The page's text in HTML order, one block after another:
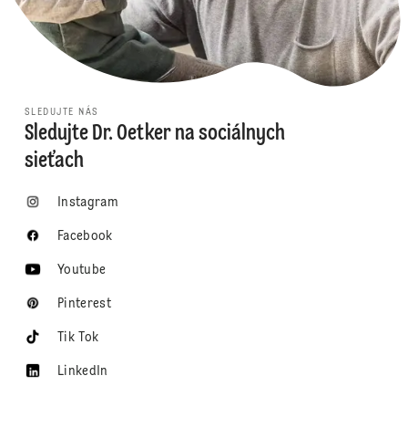
SLEDUJTE NÁS
Sledujte Dr. Oetker na sociálnych
sieťach
Instagram
Facebook
Youtube
Pinterest
Tik Tok
LinkedIn